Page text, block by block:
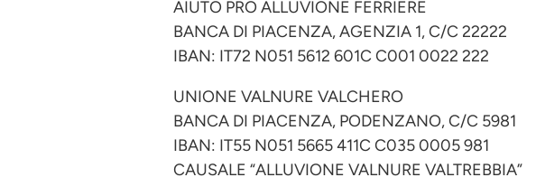
AIUTO PRO ALLUVIONE FERRIERE
BANCA DI PIACENZA, AGENZIA 1, C/C 22222
IBAN: IT72 N051 5612 601C C001 0022 222
UNIONE VALNURE VALCHERO
BANCA DI PIACENZA, PODENZANO, C/C 5981
IBAN: IT55 N051 5665 411C C035 0005 981
CAUSALE “ALLUVIONE VALNURE VALTREBBIA”